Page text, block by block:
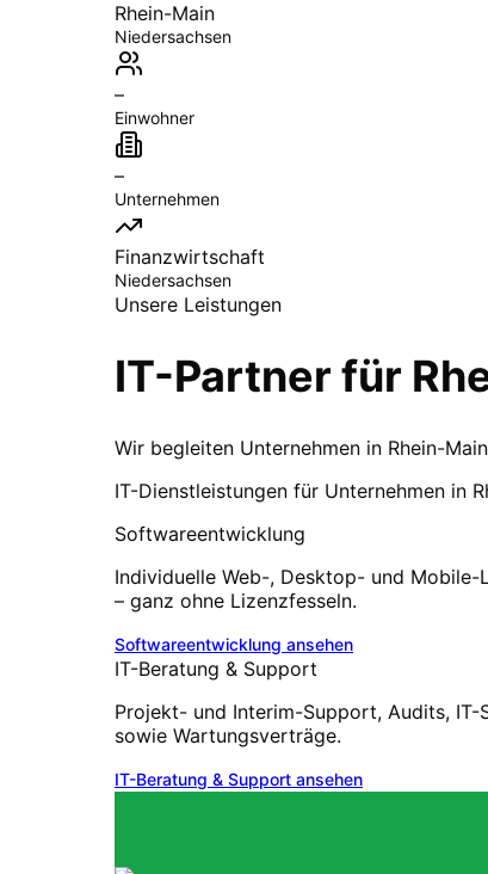
Rhein-Main
Niedersachsen
–
Einwohner
–
Unternehmen
Finanzwirtschaft
Niedersachsen
Unsere Leistungen
IT-Partner für
Wir begleiten Unternehmen in Rhein-
IT-Dienstleistungen für Unternehmen in
Softwareentwicklung
Individuelle Web-, Desktop- und Mobile-
– ganz ohne Lizenzfesseln.
Softwareentwicklung ansehen
IT-Beratung & Support
Projekt- und Interim-Support, Audits, IT-
sowie Wartungsverträge.
IT-Beratung & Support ansehen